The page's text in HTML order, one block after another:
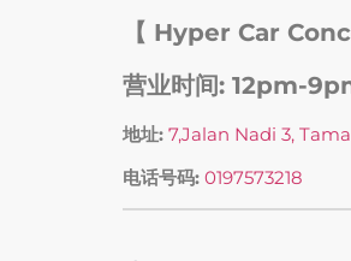
【 Hyper Car
营业时间: 12pm-
地址: 7,Jalan Nadi 3,
电话号码: 0197573218